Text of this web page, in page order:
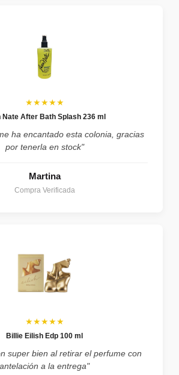
★★★★★
Nate After Bath Splash 236 ml
ha encantado esta colonia, gracias
por tenerla en stock"
Martina
Compra Verificada
★★★★★
Billie Eilish Edp 100 ml
super bien al retirar el perfume con
antelación a la entrega"